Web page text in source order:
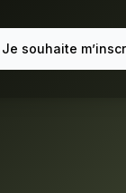
Je souhaite